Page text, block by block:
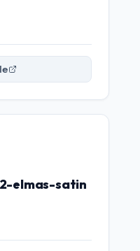
elmas-satin